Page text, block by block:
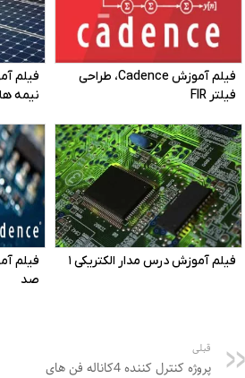
قبلی
پروژه کنترل کننده 4کاناله فن های